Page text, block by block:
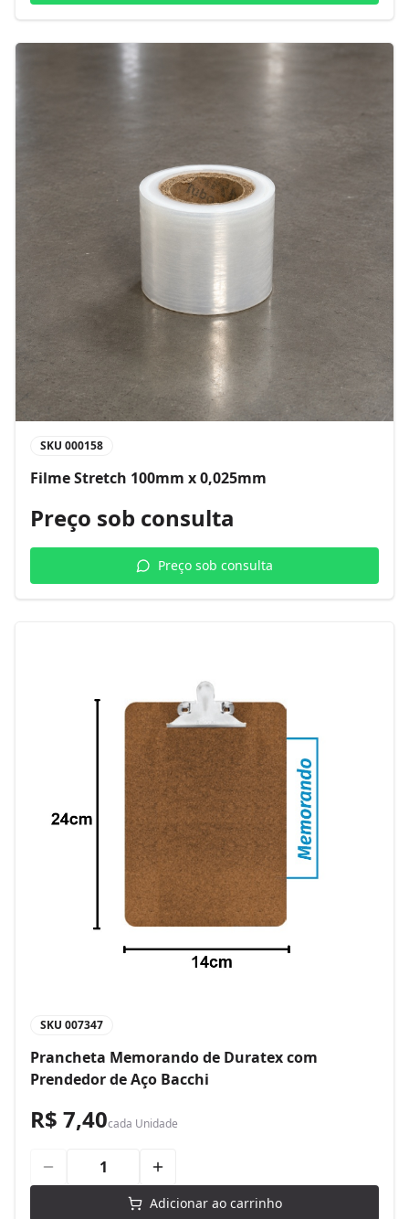
SKU 000158
Filme Stretch 100mm x 0,025mm
Preço sob consulta
Preço sob consulta
SKU 007347
Prancheta Memorando de Duratex com
Prendedor de Aço Bacchi
R$ 7,40cada Unidade
Adicionar ao carrinho